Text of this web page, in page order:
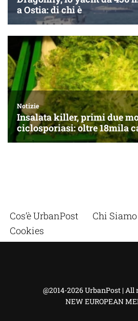
Cos’è UrbanPost Chi Siamo
Cookies
@2014-2026 UrbanPost |
NEW EUROPEAN